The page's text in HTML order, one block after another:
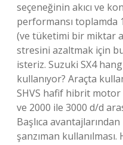
seçeneğinin akıcı ve
performansı toplamda
(ve tüketimi bir miktar
stresini azaltmak için
isteriz. Suzuki SX4
kullanıyor? Araçta
SHVS hafif hibrit motor
ve 2000 ile 3000 d/d
Başlıca
şanzıman